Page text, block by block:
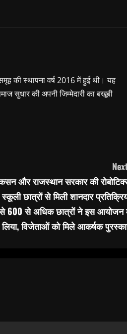
समूह की स्थापना वर्ष 2016 में हुई थी। यह
सुधार की अपनी जिम्मेदारी का बखूबी
और राजस्थान सरकार की
स्कूली छात्रों से मिली शानदार
600 से अधिक छात्रों ने इस आयोजन
लिया, विजेताओं को मिले आकर्षक